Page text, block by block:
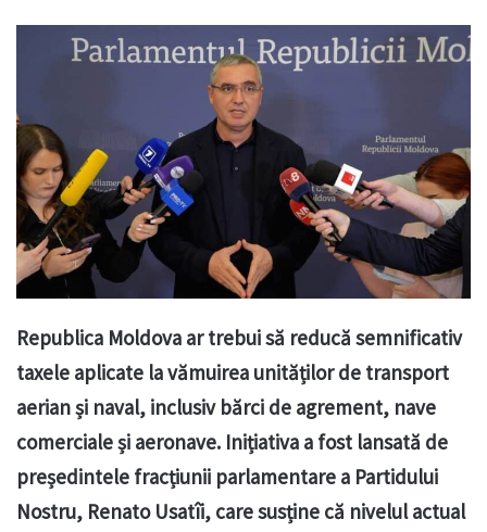
Republica Moldova ar trebui să reducă semnificativ
taxele aplicate la vămuirea unităților de transport
aerian și naval, inclusiv bărci de agrement, nave
comerciale și aeronave. Inițiativa a fost lansată de
președintele fracțiunii parlamentare a Partidului
Nostru, Renato Usatîi, care susține că nivelul actual